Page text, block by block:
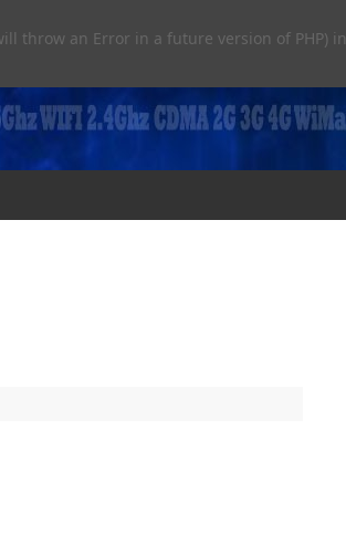
throw an Error in a future version of PHP) in